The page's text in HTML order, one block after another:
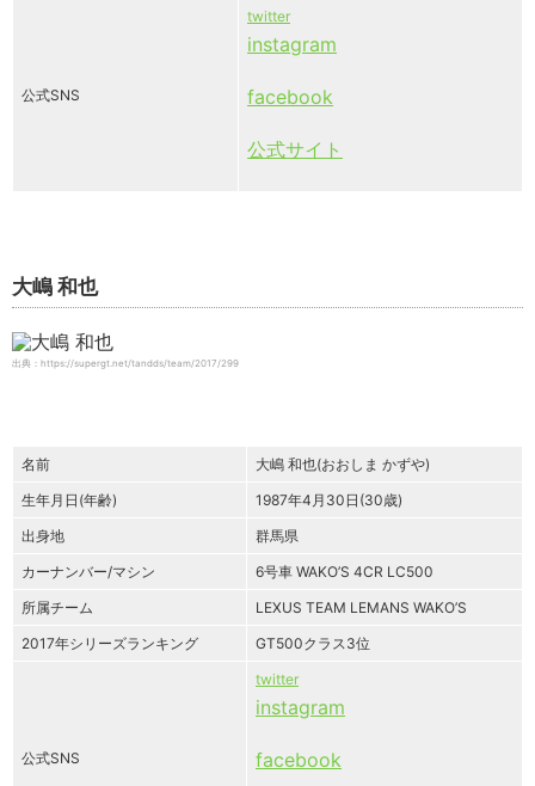
公式SNS
twitter
instagram
facebook
公式サイト
大嶋 和也
出典：https://supergt.net/tandds/team/2017/299
名前
大嶋 和也(おおしま かずや)
生年月日(年齢)
1987年4月30日(30歳)
出身地
群馬県
カーナンバー/マシン
6号車 WAKO’S 4CR LC500
所属チーム
LEXUS TEAM LEMANS WAKO’S
2017年シリーズランキング
GT500クラス3位
公式SNS
twitter
instagram
facebook